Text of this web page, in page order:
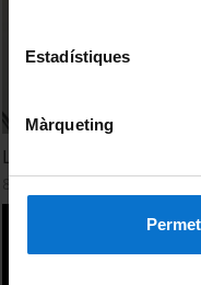
Estadístiques
Màrqueting
La publicació en obert